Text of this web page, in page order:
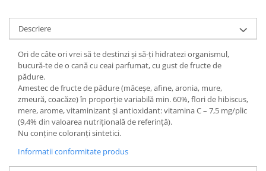
Descriere
Ori de câte ori vrei să te destinzi și să-ți hidratezi organismul,
bucură-te de o cană cu ceai parfumat, cu gust de fructe de
pădure.
Amestec de fructe de pădure (măceşe, afine, aronia, mure,
zmeură, coacăze) în proporţie variabilă min. 60%, flori de hibiscus,
mere, arome, vitaminizant și antioxidant: vitamina C – 7,5 mg/plic
(9,4% din valoarea nutriţională de referinţă).
Nu conţine coloranţi sintetici.
Informatii conformitate produs